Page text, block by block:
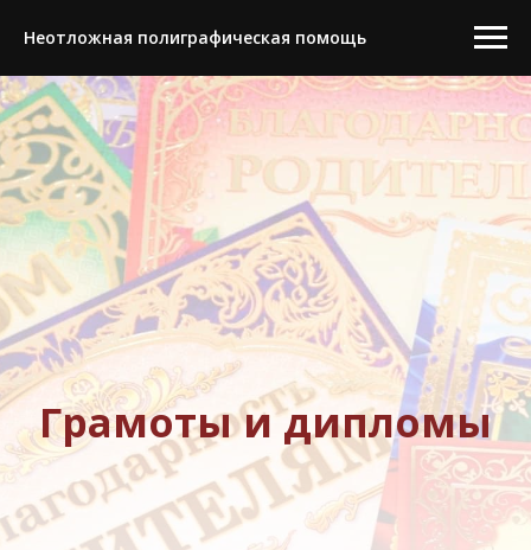
Неотложная полиграфическая помощь
Грамоты и дипломы